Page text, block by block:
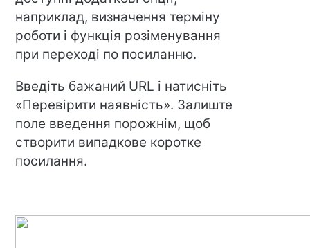
наприклад, визначення терміну
роботи і функція розіменування
при переході по посиланню.
Введіть бажаний URL і натисніть
«Перевірити наявність». Залиште
поле введення порожнім, щоб
створити випадкове коротке
посилання.